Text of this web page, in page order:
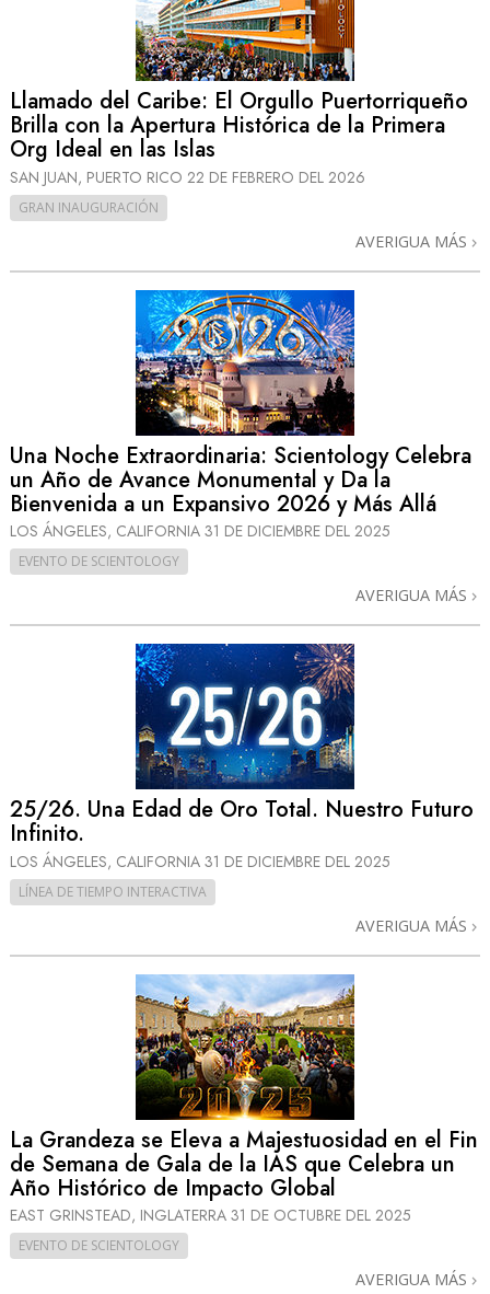
Llamado del Caribe: El Orgullo Puertorriqueño
Brilla con la Apertura Histórica de la Primera
Org Ideal en las Islas
SAN JUAN, PUERTO RICO 22 DE FEBRERO DEL 2026
GRAN INAUGURACIÓN
AVERIGUA MÁS
Una Noche Extraordinaria: Scientology Celebra
un Año de Avance Monumental y Da la
Bienvenida a un Expansivo 2026 y Más Allá
LOS ÁNGELES, CALIFORNIA 31 DE DICIEMBRE DEL 2025
EVENTO DE SCIENTOLOGY
AVERIGUA MÁS
25/26. Una Edad de Oro Total. Nuestro Futuro
Infinito.
LOS ÁNGELES, CALIFORNIA 31 DE DICIEMBRE DEL 2025
LÍNEA DE TIEMPO INTERACTIVA
AVERIGUA MÁS
La Grandeza se Eleva a Majestuosidad en el Fin
de Semana de Gala de la IAS que Celebra un
Año Histórico de Impacto Global
EAST GRINSTEAD, INGLATERRA 31 DE OCTUBRE DEL 2025
EVENTO DE SCIENTOLOGY
AVERIGUA MÁS